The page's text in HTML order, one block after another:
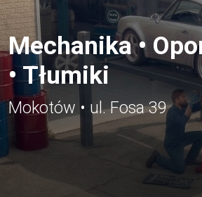
Mechanika •
• Tłumiki
Mokotów • ul. Fosa 39